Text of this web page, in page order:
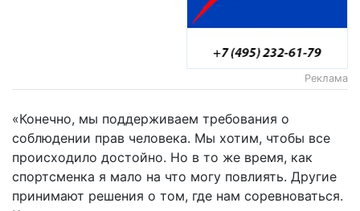
Реклама
«Конечно, мы поддерживаем требования о
соблюдении прав человека. Мы хотим, чтобы все
происходило достойно. Но в то же время, как
спортсменка я мало на что могу повлиять. Другие
принимают решения о том, где нам соревноваться.